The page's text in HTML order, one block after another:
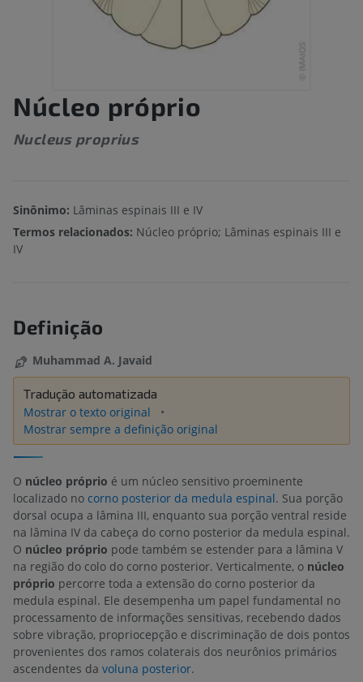
Núcleo próprio
Nucleus proprius
Sinônimo: Lâminas espinais III e IV
Termos relacionados: Núcleo próprio; Lâminas espinais III e
IV
Definição
Muhammad A. Javaid
Tradução automatizada
Mostrar o texto original
Mostrar sempre a definição original
O núcleo próprio é um núcleo sensitivo proeminente
localizado no corno posterior da medula espinal. Sua porção
dorsal ocupa a lâmina III, enquanto sua porção ventral reside
na lâmina IV da cabeça do corno posterior da medula espinal.
O núcleo próprio pode também se estender para a lâmina V
na região do colo do corno posterior. Verticalmente, o núcleo
próprio percorre toda a extensão do corno posterior da
medula espinal. Ele desempenha um papel fundamental no
processamento de informações sensitivas, recebendo dados
sobre vibração, propriocepção e discriminação de dois pontos
provenientes dos ramos colaterais dos neurônios primários
ascendentes da voluna posterior.